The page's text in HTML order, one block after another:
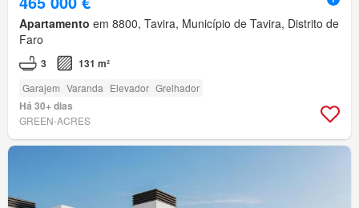
Apartamento em 8800, Tavira, Município de Tavira, Distrito de
Faro
3 131 m²
Garajem Varanda Elevador Grelhador
Há 30+ dias
GREEN-ACRES